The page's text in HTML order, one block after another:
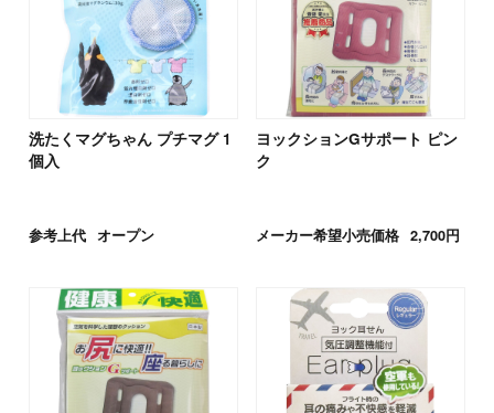
洗たくマグちゃん プチマグ 1
個入
参考上代 オープン
ヨックションGサポート ピン
ク
メーカー希望小売価格 2,700円